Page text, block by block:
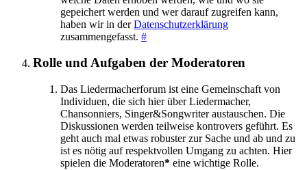
gepeichert werden und wer darauf zugreifen kann,
haben wir in derDatenschutzerklärung
zusammengefasst. #
Rolle und Aufgaben der Moderatoren
Das Liedermacherforum ist eine Gemeinschaft von
Individuen, die sich hier über Liedermacher,
Chansonniers, Singer&Songwriter austauschen. Die
Diskussionen werden teilweise kontrovers geführt. Es
geht auch mal etwas robuster zur Sache und ab und zu
ist es nötig auf respektvollen Umgang zu achten. Hier
spielen die Moderatoren* eine wichtige Rolle.